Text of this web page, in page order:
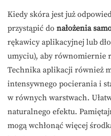
Kiedy skóra jest już
przystąpić do nałożenia
rękawicy aplikacyjnej lub
umyciu), aby równomiernie
Technika aplikacji również
intensywnego pocierania i
w równych warstwach.
naturalnego efektu.
mogą wchłonąć więcej